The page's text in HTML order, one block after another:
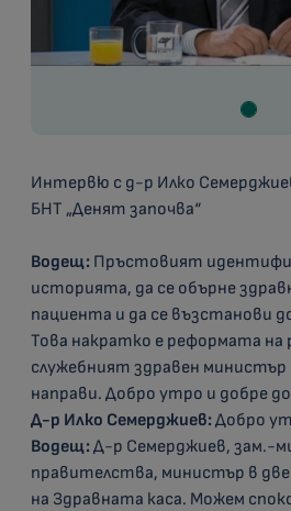
Интервю с д-р Илко
БНТ „Денят започва“
Водещ: Пръстовият
историята, да се обърне
пациента и да се възстанови
Това накратко е реформата
служебният здравен
направи. Добро утро и добре
Д-р Илко Семерджиев:Добро
Водещ:Д-р Семерджиев, зам.-
правителства, министър в
на Здравната каса. Можем